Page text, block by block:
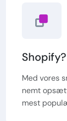
Med vores
nemt
mest